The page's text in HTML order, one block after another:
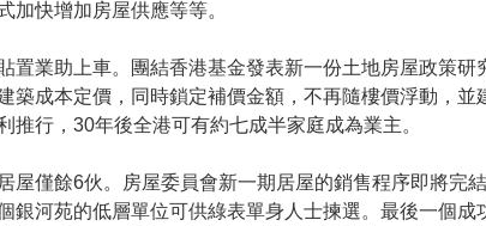
加快增加房屋供應等等。
置業助上車。團結香港基金發表新一份土地房屋政策
築成本定價，同時鎖定補價金額，不再隨樓價浮動，
推行，30年後全港可有約七成半家庭成為業主。
屋僅餘6伙。房屋委員會新一期居屋的銷售程序即將完
銀河苑的低層單位可供綠表單身人士揀選。最後一個